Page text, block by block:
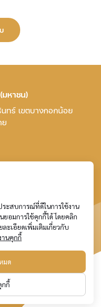
มหาชน)
ทร์ เขตบางกอกน้อย
ย
.สเปเชียลตี้ส์
ะสบการณ์ที่ดีในการใช้งาน
ยอมการใช้คุกกี้ได้ โดยคลิก
ะเอียดเพิ่มเติมเกี่ยวกับ
านคุกกี้
มด
กกี้